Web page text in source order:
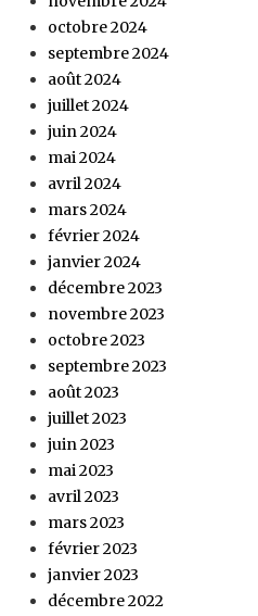
octobre 2024
septembre 2024
août 2024
juillet 2024
juin 2024
mai 2024
avril 2024
mars 2024
février 2024
janvier 2024
décembre 2023
novembre 2023
octobre 2023
septembre 2023
août 2023
juillet 2023
juin 2023
mai 2023
avril 2023
mars 2023
février 2023
janvier 2023
décembre 2022